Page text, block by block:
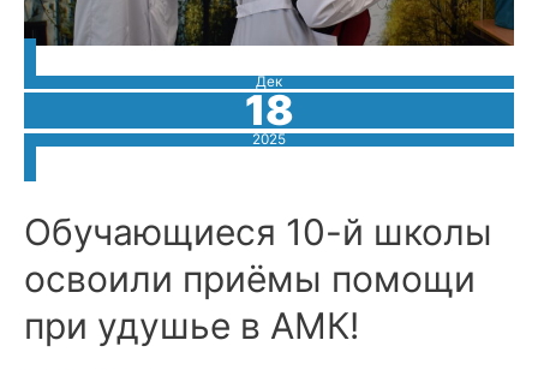
Дек
18
2025
Обучающиеся 10-й школы
освоили приёмы помощи
при удушье в АМК!